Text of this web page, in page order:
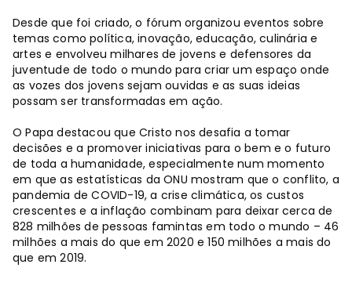
Desde que foi criado, o fórum organizou eventos sobre
temas como política, inovação, educação, culinária e
artes e envolveu milhares de jovens e defensores da
juventude de todo o mundo para criar um espaço onde
as vozes dos jovens sejam ouvidas e as suas ideias
possam ser transformadas em ação.
O Papa destacou que Cristo nos desafia a tomar
decisões e a promover iniciativas para o bem e o futuro
de toda a humanidade, especialmente num momento
em que as estatísticas da ONU mostram que o conflito, a
pandemia de COVID-19, a crise climática, os custos
crescentes e a inflação combinam para deixar cerca de
828 milhões de pessoas famintas em todo o mundo – 46
milhões a mais do que em 2020 e 150 milhões a mais do
que em 2019.